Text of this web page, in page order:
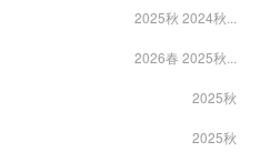
2025秋 2024秋...
2026春 2025秋...
2025秋
2025秋